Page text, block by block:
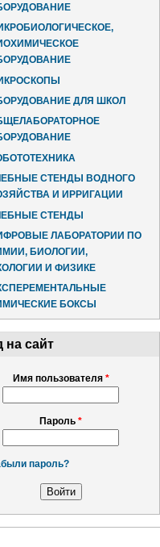
ДЛЯ ШКОЛ
СТЕНДЫ ВОДНОГО
И ИРРИГАЦИИ
СТЕНДЫ
ЛАБОРАТОРИИ ПО
БИОЛОГИИ,
И ФИЗИКЕ
БОКСЫ
на сайт
Имя пользователя *
Пароль *
пароль?